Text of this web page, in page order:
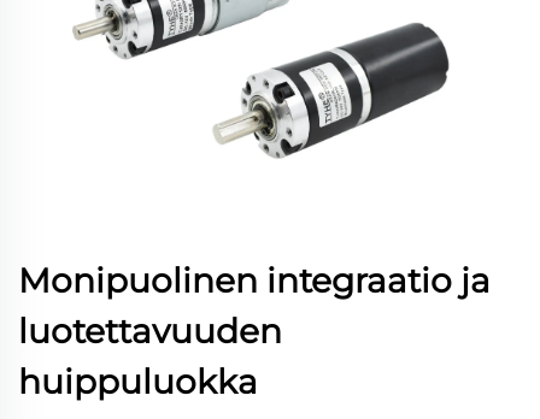
Monipuolinen integraatio ja
luotettavuuden
huippuluokka